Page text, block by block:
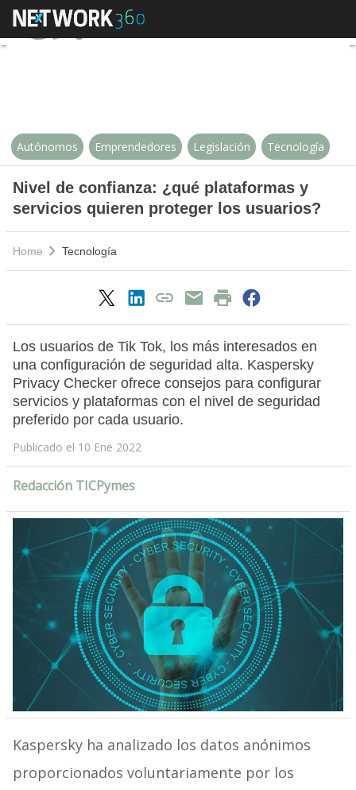
Nivel de confianza: ¿qué
Autónomos Emprendedores Legislación Tecnología
Nivel de confianza: ¿qué plataformas y
servicios quieren proteger los usuarios?
Home Tecnología
Los usuarios de Tik Tok, los más interesados en
una configuración de seguridad alta. Kaspersky
Privacy Checker ofrece consejos para configurar
servicios y plataformas con el nivel de seguridad
preferido por cada usuario.
Publicado el 10 Ene 2022
Redacción TICPymes
Kaspersky ha analizado los datos anónimos
proporcionados voluntariamente por los